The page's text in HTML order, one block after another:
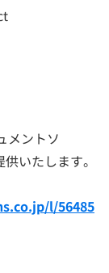
メントソ
いたします。
l/56485